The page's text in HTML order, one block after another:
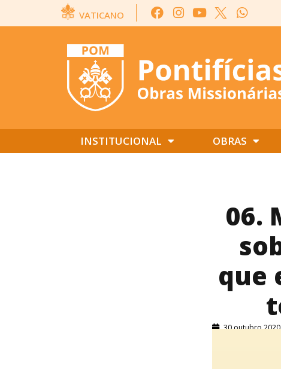
VATICANO
INSTITUCIONAL OBRAS
06.
que
30 outubro 2020